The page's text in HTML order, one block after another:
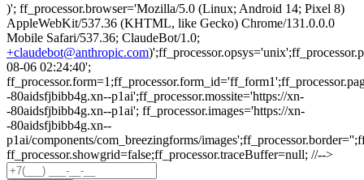
)'; ff_processor.browser='Mozilla/5.0 (Linux; Android 14; Pixel 8)
AppleWebKit/537.36 (KHTML, like Gecko) Chrome/131.0.0.0
Mobile Safari/537.36; ClaudeBot/1.0;
+claudebot@anthropic.com
08-06 02:24:40';
-80aidsfjbibb4g.xn--p1ai';ff_processor.mossite='https://xn-
-80aidsfjbibb4g.xn--p1ai'; ff_processor.images='https://xn-
-80aidsfjbibb4g.xn--
p1ai/components/com_breezingforms/
ff_processor.showgrid=false;ff_processor.traceBuffer=null; //-->